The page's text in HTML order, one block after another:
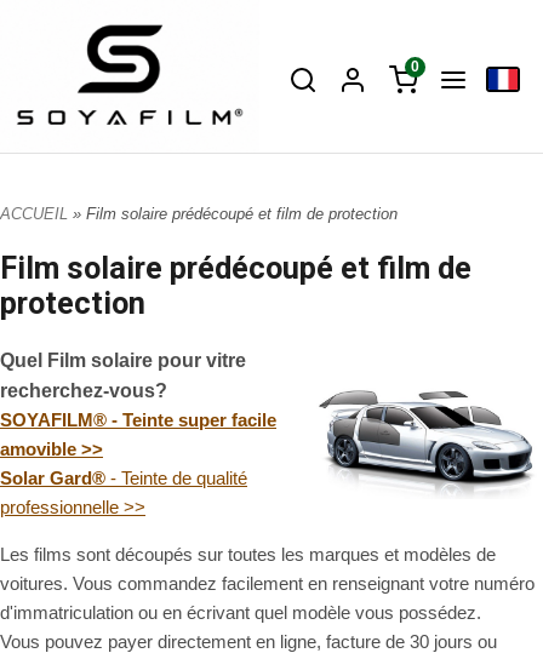
0
ACCUEIL » Film solaire prédécoupé et film de protection
Film solaire prédécoupé et film de
protection
Quel Film solaire pour vitre
recherchez-vous?
SOYAFILM® - Teinte super facile
amovible >>
Solar Gard® - Teinte de qualité
professionnelle >>
Les films sont découpés sur toutes les marques et modèles de
voitures. Vous commandez facilement en renseignant votre numéro
d'immatriculation ou en écrivant quel modèle vous possédez.
Vous pouvez payer directement en ligne, facture de 30 jours ou